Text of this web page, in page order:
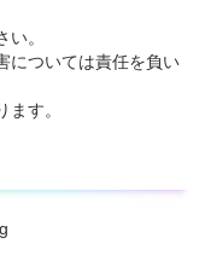
。
については責任を負い
す。